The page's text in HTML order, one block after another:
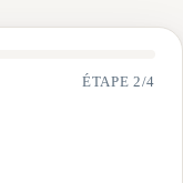
ÉTAPE 2/4